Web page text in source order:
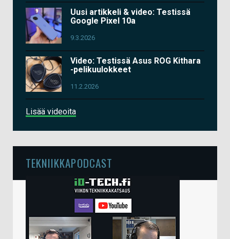
Uusi artikkeli & video: Testissä
Google Pixel 10a
9.3.2026
Video: Testissä Asus ROG Kithara
-pelikuulokkeet
11.2.2026
Lisää videoita
TEKNIIKKAPODCAST